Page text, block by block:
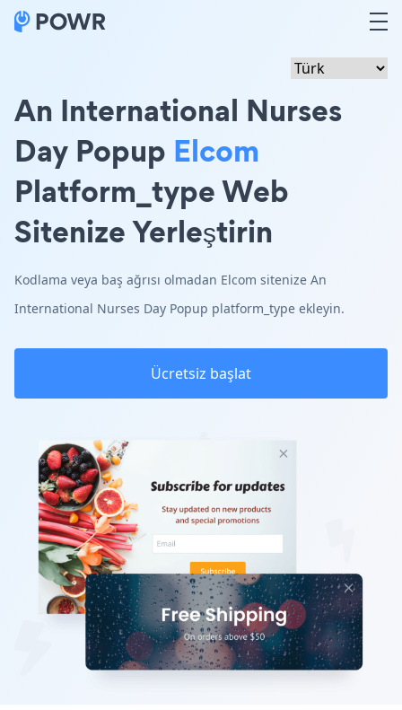
An International Nurses
Day Popup Elcom
Platform_type Web
Sitenize Yerleştirin
Kodlama veya baş ağrısı olmadan Elcom sitenize An
International Nurses Day Popup platform_type ekleyin.
Ücretsiz başlat